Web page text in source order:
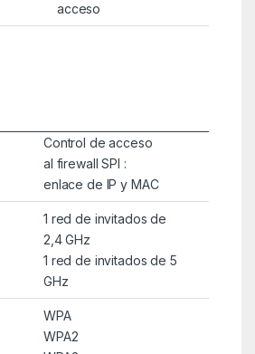
acceso
Control de acceso
al firewall SPI :
enlace de IP y MAC
1 red de invitados de
2,4 GHz
1 red de invitados de 5
GHz
WPA
WPA2